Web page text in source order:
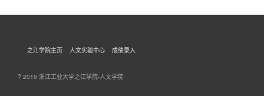
之江学院主页 人文实验中心 成绩录入
? 2019 浙江工业大学之江学院-人文学院